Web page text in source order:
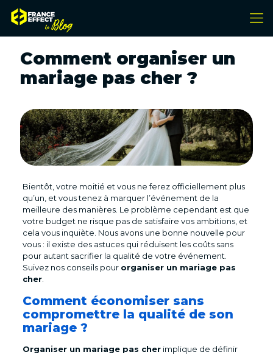
Comment organiser un
mariage pas cher ?
Bientôt, votre moitié et vous ne ferez officiellement plus
qu’un, et vous tenez à marquer l’événement de la
meilleure des manières. Le problème cependant est que
votre budget ne risque pas de satisfaire vos ambitions, et
cela vous inquiète. Nous avons une bonne nouvelle pour
vous : il existe des astuces qui réduisent les coûts sans
pour autant sacrifier la qualité de votre événement.
Suivez nos conseils pour organiser un mariage pas
cher.
Comment économiser sans
compromettre la qualité de son
mariage ?
Organiser un mariage pas cherimplique de définir